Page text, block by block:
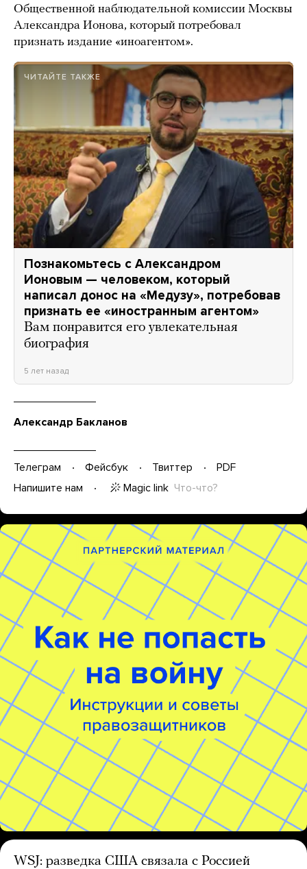
Общественной наблюдательной комиссии Москвы
Александра Ионова, который потребовал
признать издание «иноагентом».
ЧИТАЙТЕ ТАКЖЕ
Познакомьтесь с Александром
Ионовым — человеком, который
написал донос на «Медузу», потребовав
признать ее «иностранным агентом»
Вам понравится его увлекательная
биография
5 лет назад
Александр Бакланов
Телеграм Фейсбук Твиттер
PDF
Напишите нам
Magic link Что-что?
WSJ: разведка США связала с Россией